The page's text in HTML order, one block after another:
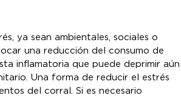
ya sean ambientales, sociales o
una reducción del consumo de
inflamatoria que puede deprimir aún
Una forma de reducir el estrés
del corral. Si es necesario